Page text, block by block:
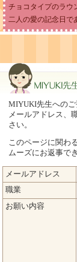
チョコタイプのラウ
二人の愛の記念日で
MIYUKI先生 お願い
MIYUKI先生へのご
メールアドレス、
さい。
このページに関わ
ムーズにお返事で
メールアドレス
職業
お願い内容